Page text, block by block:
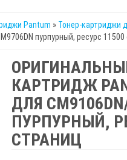
Pantum » Тонер-картриджи
пурпурный, ресурс 11500
КАРТРИДЖ
ДЛЯ
ПУРПУРНЫЙ,
СТРАНИЦ